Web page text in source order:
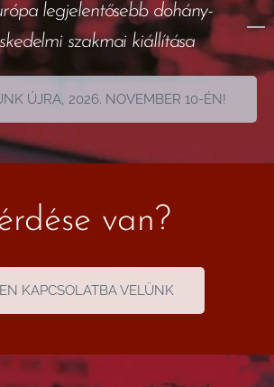
legjelentősebb dohány-
szakmai kiállítása
ÚJRA, 2026. NOVEMBER 10-ÉN!
van?
KAPCSOLATBA VELÜNK